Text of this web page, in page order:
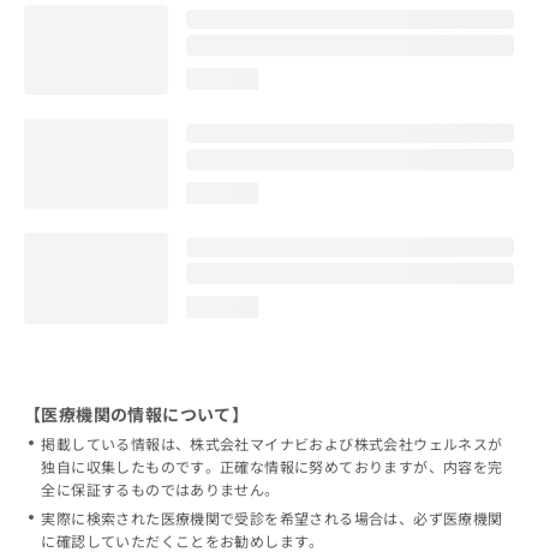
【医療機関の情報について】
掲載している情報は、株式会社マイナビおよび株式会社ウェルネスが
独自に収集したものです。正確な情報に努めておりますが、内容を完
全に保証するものではありません。
実際に検索された医療機関で受診を希望される場合は、必ず医療機関
に確認していただくことをお勧めします。